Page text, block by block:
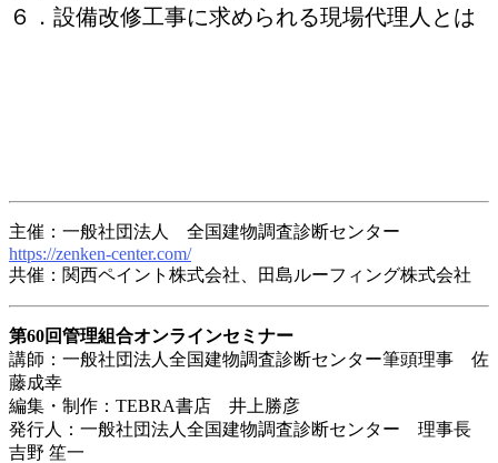
６．設備改修工事に求められる現場代理人とは
主催：一般社団法人 全国建物調査診断センター
https://zenken-center.com/
共催：関西ペイント株式会社、田島ルーフィング株式会社
第60回管理組合オンラインセミナー
講師：一般社団法人全国建物調査診断センター筆頭理事 佐
藤成幸
編集・制作：TEBRA書店 井上勝彦
発行人：一般社団法人全国建物調査診断センター 理事長
吉野 笙一